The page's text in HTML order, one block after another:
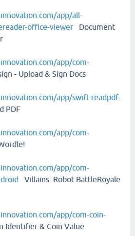
app/all-
office-viewer Document
app/com-
- Upload & Sign Docs
app/swift-readpdf-
PDF
app/com-
app/com-
Villains: Robot BattleRoyale
app/com-coin-
Identifier & Coin Value